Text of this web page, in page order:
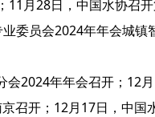
月28日，中国水协召
委员会2024年年会城镇
会2024年年会召开；12
召开；12月17日，中